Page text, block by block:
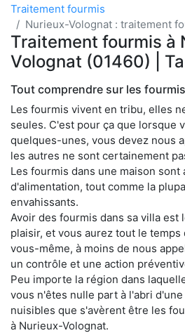
Traitement fourmis
Nurieux-Volognat : traitement
Traitement fourmis à
Volognat (01460) |
Tout comprendre sur les
Les fourmis vivent en tribu, elles
seules. C'est pour ça que lorsque
quelques-unes, vous devez nous
les autres ne sont certainement
Les fourmis dans une maison
d'alimentation, tout comme la
envahissants.
Avoir des fourmis dans sa villa est
plaisir, et vous aurez tout le
vous-même, à moins de nous
un contrôle et une action
Peu importe la région dans
vous n'êtes nulle part à l'abri
nuisibles que s'avèrent être les
à Nurieux-Volognat.